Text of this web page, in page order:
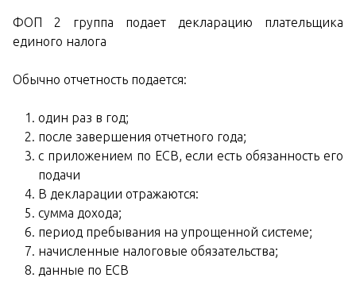
ФОП 2 группа подает декларацию плательщика
единого налога
Обычно отчетность подается:
один раз в год;
после завершения отчетного года;
с приложением по ЕСВ, если есть обязанность его
подачи
В декларации отражаются:
сумма дохода;
период пребывания на упрощенной системе;
начисленные налоговые обязательства;
данные по ЕСВ